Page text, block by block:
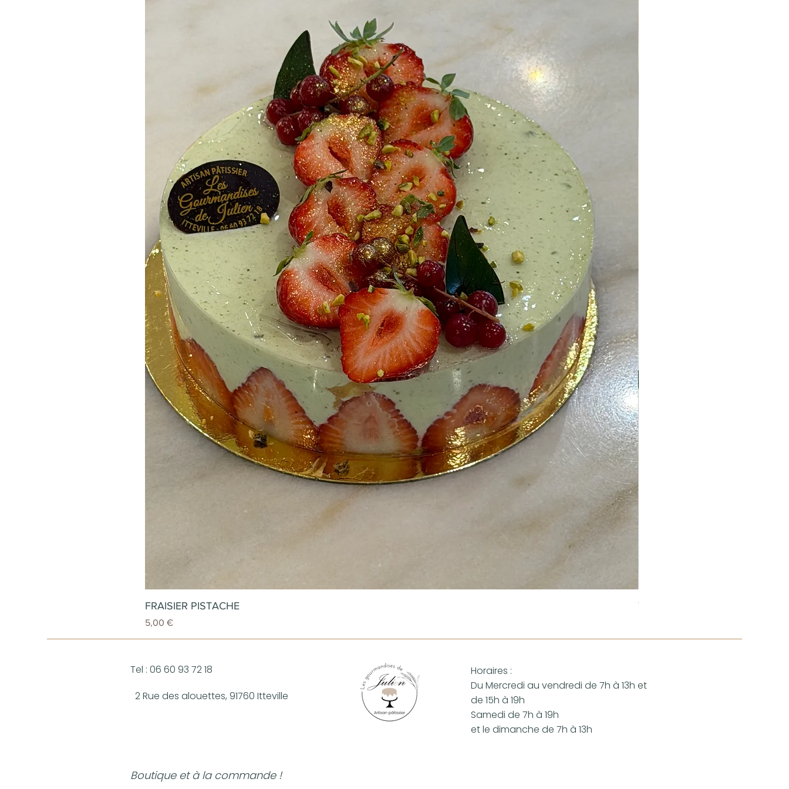
FRAISIER PISTACHE
Prix
5,00 €
TARTE FAÇON NUMBER CAKE
Tel : 06 60 93 72 18
2 Rue des alouettes, 91760 Itteville
Horaires :
Du Mercredi au vendredi de 7h à 13h et
de 15h à 19h
Samedi de 7h à 19h
et le dimanche de 7h à 13h
Boutique et à la commande !